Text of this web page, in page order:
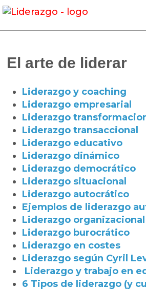
El arte de liderar
Liderazgo y coaching
Liderazgo empresarial
Liderazgo
Liderazgo transaccional
Liderazgo educativo
Liderazgo dinámico
Liderazgo democrático
Liderazgo situacional
Liderazgo autocrático
Ejemplos de liderazgo
Liderazgo organizacional
Liderazgo burocrático
Liderazgo en costes
Liderazgo según Cyril
Liderazgo y trabajo en
6 Tipos de liderazgo (y